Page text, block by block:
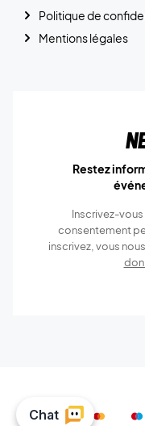
Politique de
Mentions légales
Restez
Inscrivez-
consentement
inscrivez, vous